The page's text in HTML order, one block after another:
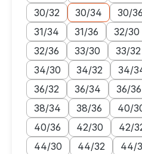
30/32
Maatoptie: 30/32
30/34
Maatoptie: 30/34
30/36
31/34
Maatoptie: 31/34
31/36
Maatoptie: 31/36
32/30
32/36
Maatoptie: 32/36
33/30
Maatoptie: 33/30
33/32
34/30
Maatoptie: 34/30
34/32
Maatoptie: 34/
34/
36/32
Maatoptie: 36/32
36/34
Maatoptie: 36/34
36/36
38/34
Maatoptie: 38/34
38/36
Maatoptie: 38/
40/
40/36
Maatoptie: 40/36
42/30
Maatoptie: 42/
42/
44/30
Maatoptie: 44/30
44/32
Maatoptie: 44/
44/